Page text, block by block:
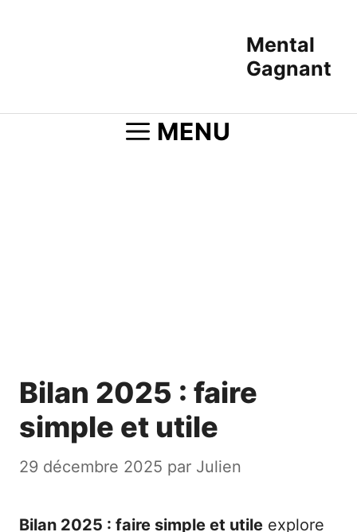
Mental
Gagnant
MENU
Bilan 2025 : faire
simple et utile
29 décembre 2025 par Julien
Bilan 2025 : faire simple et utile explore